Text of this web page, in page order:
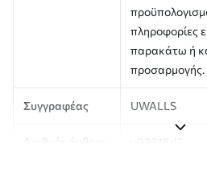
πληροφορίες
παρακάτω ή
προσαρμογής.
Συγγραφέας UWALLS
Αριθμός άρθρου u93618d3